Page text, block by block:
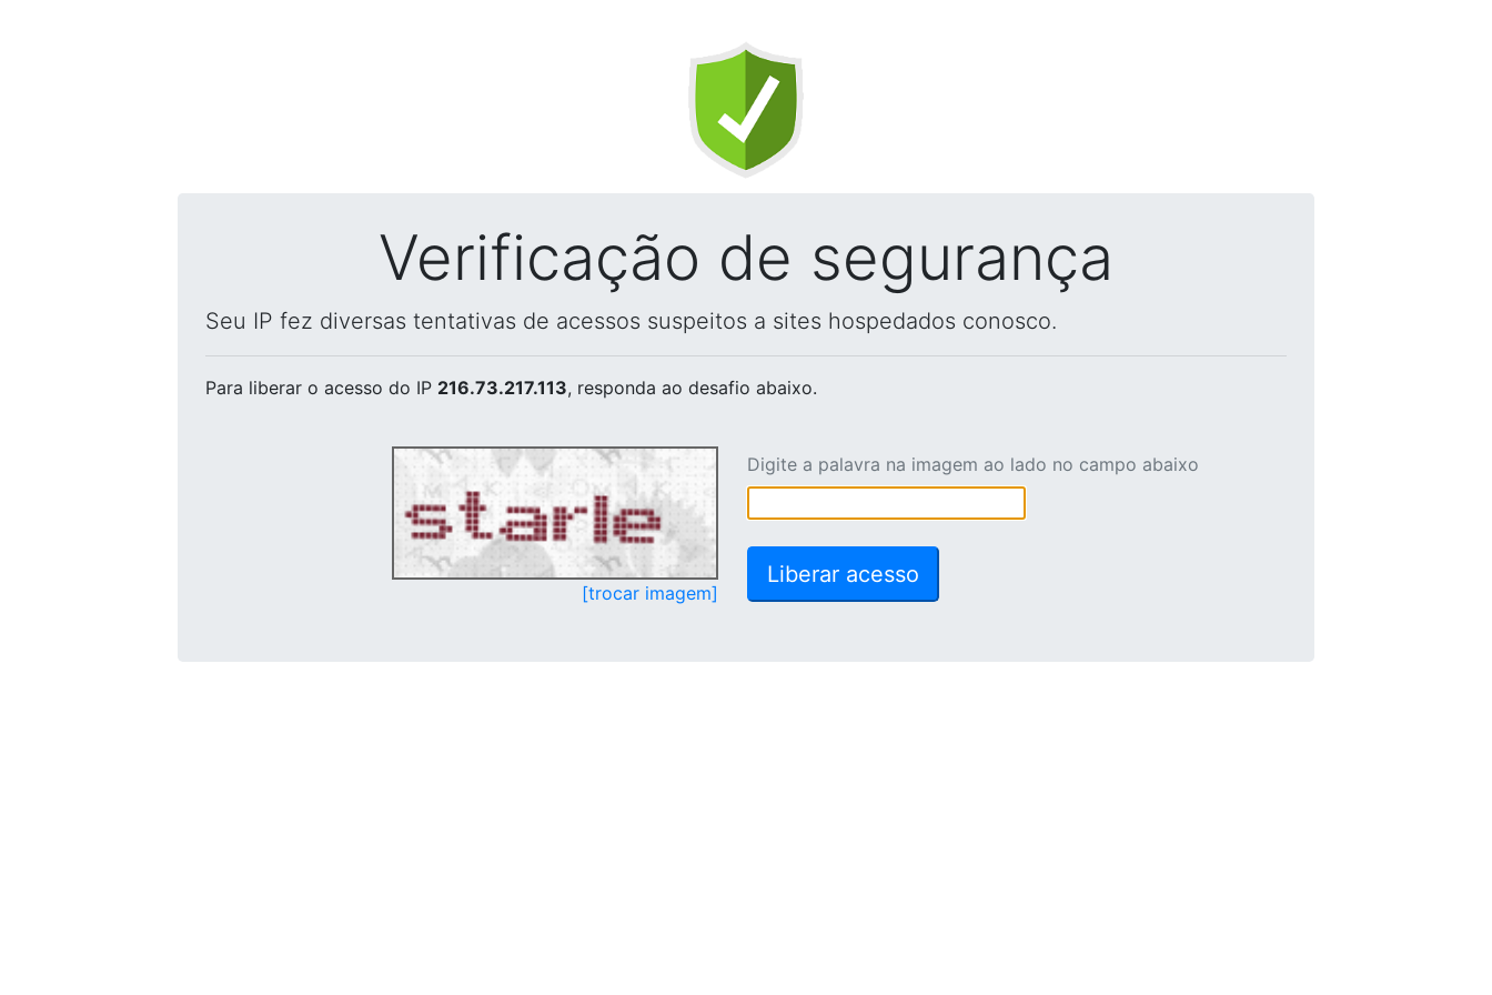
Verificação de segurança
Seu IP fez diversas tentativas de acessos suspeitos a sites hospedados conosco.
Para liberar o acesso do IP 216.73.217.113, responda ao desafio abaixo.
[trocar imagem]
Digite a palavra na imagem ao lado no campo abaixo